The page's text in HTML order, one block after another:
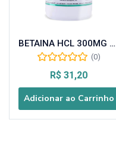
BETAINA HCL 300MG 60 CÁPSULAS
(0)
R$ 31,20
Adicionar ao Carrinho